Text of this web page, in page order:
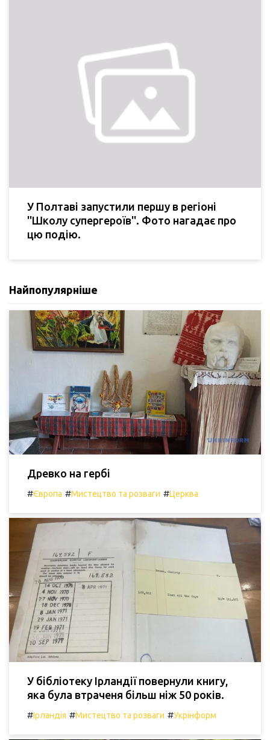
У Полтаві запустили першу в регіоні
''Школу супергероїв''. Фото нагадає про
цю подію.
Найпопулярніше
Древко на гербі
#Європа #Мистецтво та розваги #Церква
У бібліотеку Ірландії повернули книгу,
яка була втраченя більш ніж 50 років.
#Ірландія #Мистецтво та розваги #Укрінформ